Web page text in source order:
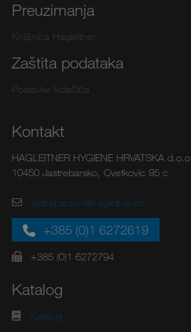
Preuzimanja
Knjižnica Hagleitner
Zaštita podataka
Postavke kolačića
Kontakt
HAGLEITNER HYGIENE HRVATSKA d.o.o.
10450 Jastrebarsko, Cvetkovic 95 c
jastrebarsko@hagleitner.hr
+385 (0)1 6272619
+385 (0)1 6272794
Katalog
Katalog